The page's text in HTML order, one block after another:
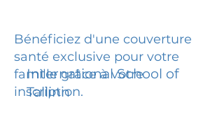
Bénéficiez d'une couverture
santé exclusive pour votre
famille grâce à votre
inscription.
International School of
Tallinn